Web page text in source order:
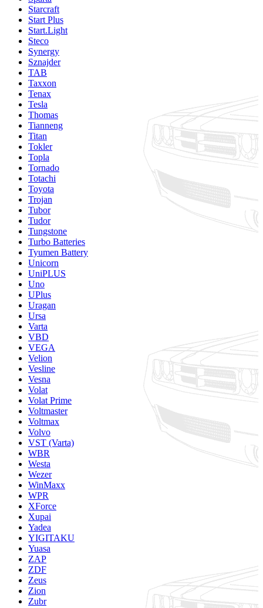
Starcraft
Start Plus
Start.Light
Steco
Synergy
Sznajder
TAB
Taxxon
Tenax
Tesla
Thomas
Tianneng
Titan
Tokler
Topla
Tornado
Totachi
Toyota
Trojan
Tubor
Tudor
Tungstone
Turbo Batteries
Tyumen Battery
Unicorn
UniPLUS
Uno
UPlus
Uragan
Ursa
Varta
VBD
VEGA
Velion
Vesline
Vesna
Volat
Volat Prime
Voltmaster
Voltmax
Volvo
VST (Varta)
WBR
Westa
Wezer
WinMaxx
WPR
XForce
Xupai
Yadea
YIGITAKU
Yuasa
ZAP
ZDF
Zeus
Zion
Zubr